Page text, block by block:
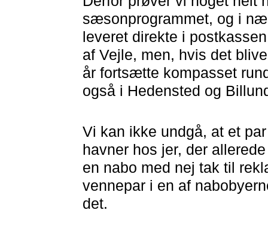
sæsonprogrammet, og i
leveret direkte i
af Vejle, men, hvis det
år fortsætte kompasset
også i Hedensted og
Vi kan ikke undgå, at et
havner hos jer, der
en nabo med nej tak til
vennepar i en af
det.